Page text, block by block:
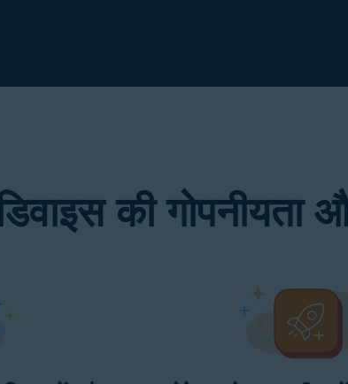
की गोपनीयता